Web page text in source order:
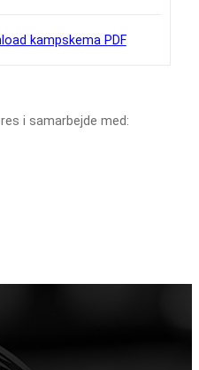
kampskema PDF
i samarbejde med: